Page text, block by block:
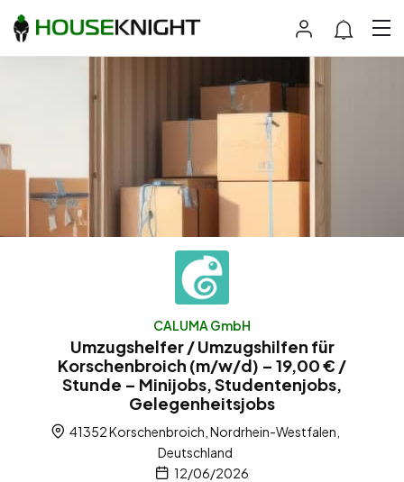
CALUMA GmbH
Umzugshelfer / Umzugshilfen für
Korschenbroich (m/w/d) – 19,00 € /
Stunde – Minijobs, Studentenjobs,
Gelegenheitsjobs
41352 Korschenbroich, Nordrhein-Westfalen,
Deutschland
12/06/2026